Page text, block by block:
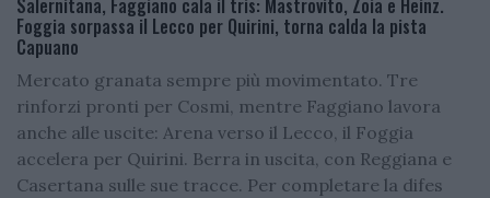
Salernitana, Faggiano cala il tris: Mastrovito, Zoia e Heinz.
Foggia sorpassa il Lecco per Quirini, torna calda la pista
Capuano
Mercato granata sempre più movimentato. Tre
rinforzi pronti per Cosmi, mentre Faggiano lavora
anche alle uscite: Arena verso il Lecco, il Foggia
accelera per Quirini. Berra in uscita, con Reggiana e
Casertana sulle sue tracce. Per completare la difes